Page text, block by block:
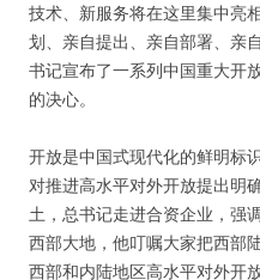
技术、新服务将在这里集中亮
划、亲自提出、亲自部署、亲
书记宣布了一系列中国重大开
的决心。
开放是中国式现代化的鲜明标
对推进高水平对外开放提出明
土，总书记走进合资企业，强
西部大地，他叮嘱大家把西部
西部和内陆地区高水平对外开